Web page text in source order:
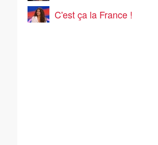
C'est ça la France !